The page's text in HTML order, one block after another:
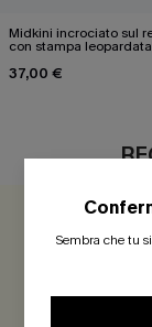
Midkini incrociato sul
con stampa leopardata
37,00 €
Sembra che tu